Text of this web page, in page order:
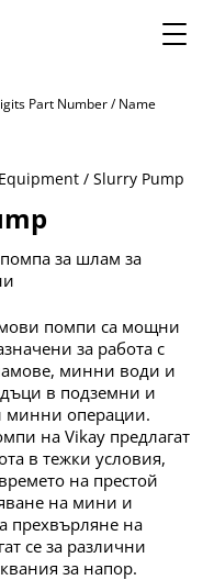
/ Slurry Pump
за шлам за
помпи са мощни
за работа с
минни води и
в подземни и
минни операции.
на Vikay предлагат
в тежки условия,
на престой
на мини и
прехвърляне на
се за различни
за напор.